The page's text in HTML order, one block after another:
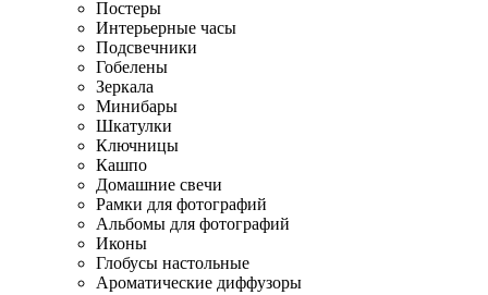
Постеры
Интерьерные часы
Подсвечники
Гобелены
Зеркала
Минибары
Шкатулки
Ключницы
Кашпо
Домашние свечи
Рамки для фотографий
Альбомы для фотографий
Иконы
Глобусы настольные
Ароматические диффузоры